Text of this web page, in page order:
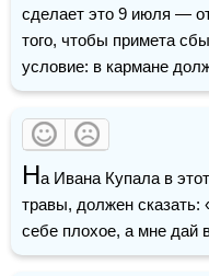
сделает это 9 июля —
того, чтобы примета
условие: в кармане
На Ивана Купала в
травы, должен сказать:
себе плохое, а мне дай